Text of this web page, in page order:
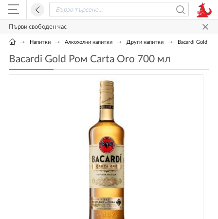
Първи свободен час
Напитки Алкохолни напитки Други напитки Bacardi Gold
Bacardi Gold Ром Carta Oro 700 мл